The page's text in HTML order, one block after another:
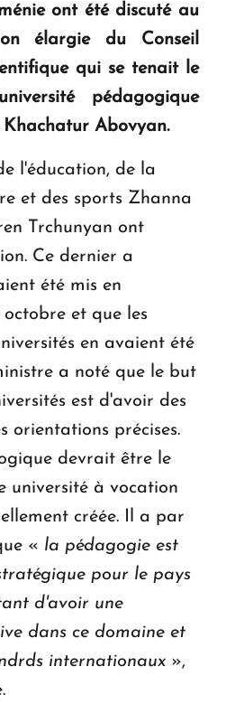
Regency d'Arménie
ont été discuté au
élargie du Conseil
qui se tenait le
pédagogique
Abovyan.
l'éducation, de la
et des sports Zhanna
Trchunyan ont
Ce dernier a
été mis en
et que les
en avaient été
a noté que le but
est d'avoir des
orientations précises.
devrait être le
université à vocation
créée. Il a par
« la pédagogie est
pour le pays
d'avoir une
dans ce domaine et
internationaux »,